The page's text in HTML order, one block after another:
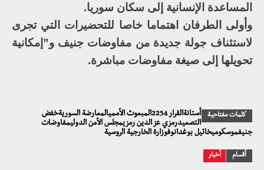
المساعدة الإنسانية إلى سكان سوريا.
وأولى الطرفان اهتماما خاصا للتحضيرات التي تجرى
لاستئناف جولة جديدة من مفاوضات جنيف و”إمكانية
تحويلها إلى صيغة مفاوضات مباشرة.
كلمات مفتاحية
أستانةالقرار 2254المبعوث الأمميالمعارضة السوريةخفض
التصعيدرمزي عز الدين رمزيمجلس الأمن الدوليمفاوضات
جنيفموسكوميخائيل بوغدانوفوزارة الخارجية الروسية
أقسام أخبار